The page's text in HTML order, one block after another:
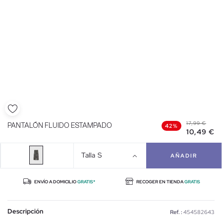
PANTALÓN FLUIDO ESTAMPADO 42% 17,99 €
10,49 €
Talla S AÑADIR
ENVÍO A DOMICILIOGRATIS* RECOGER EN TIENDAGRATIS
Descripción Ref. : 454582643